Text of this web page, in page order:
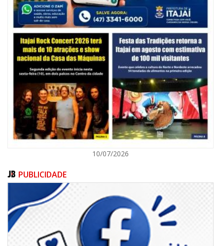
05/08/2026 | 07:00
Balneário Camboriú anuncia novo concurso para Guarda Municipal
POLÍTICA
10/07/2026
PUBLICIDADE